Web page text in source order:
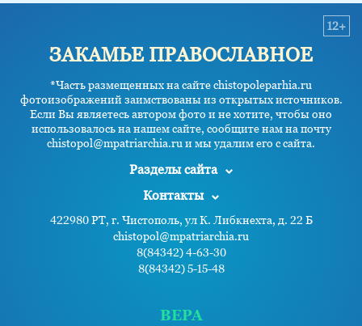
ЗАКАМЬЕ ПРАВОСЛАВНОЕ
*Часть размещенных на сайте chistopoleparhia.ru
фотоизображений заимствованы из открытых источников.
Если Вы являетесь автором фото и не хотите, чтобы оно
использовалось на нашем сайте, сообщите нам на почту
chistopol@mpatriarchia.ru и мы удалим его с сайта.
12+
Разделы сайта
Контакты
422980 РТ, г. Чистополь, ул К. Либкнехта, д. 22 Б
chistopol@mpatriarchia.ru
8(84342) 4-63-30
8(84342) 5-15-48
ВЕРА